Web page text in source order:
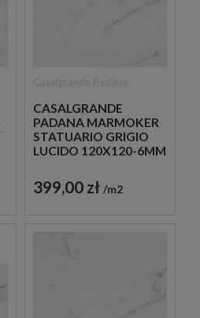
CASALGRANDE
PADANA MARMOKER
STATUARIO GRIGIO
LUCIDO 120X120-6MM
399,00 zł m2